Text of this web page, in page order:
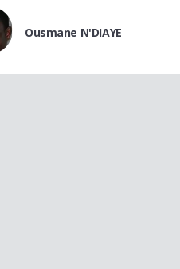
Ousmane N'DIAYE